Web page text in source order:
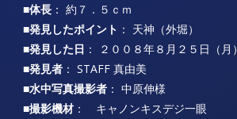
■体長： 約７．５ｃｍ
■発見したポイント ： 天神（外堀）
■発見した日 ： ２００８年８月２５日（月）
■発見者： STAFF 真由美
■水中写真撮影者： 中原伸様
■撮影機材： キャノンキスデジ一眼